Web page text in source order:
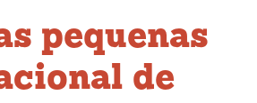
pequenas
de